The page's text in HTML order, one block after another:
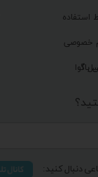
استفاده
خصوصی
باگ
آوا
دنبال کنید: